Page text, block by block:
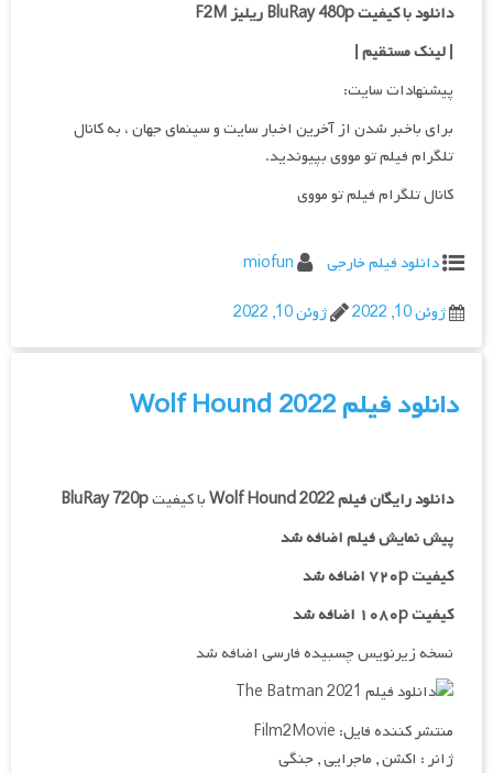
دانلود با کیفیت BluRay 480p ریلیز F2M
| لینک مستقیم|
پیشنهادات سایت:
برای باخبر شدن از آخرین اخبار سایت و سینمای جهان ، به کانال
تلگرام فیلم تو مووی بپیوندید.
کانال تلگرام فیلم تو مووی
دانلود فیلم خارجی
miofun
ژوئن 10, 2022
ژوئن 10, 2022
دانلود فیلم Wolf Hound 2022
دانلود رایگان فیلمWolf Hound 2022با کیفیتBluRay 720p
پیش نمایش فیلم اضافه شد
کیفیت ۷۲۰p اضافه شد
کیفیت ۱۰۸۰p اضافه شد
نسخه زیرنویس چسبیده فارسی اضافه شد
منتشر کننده فایل: Film2Movie
ژانر : اکشن , ماجرایی , جنگی